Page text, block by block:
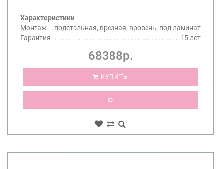
Характеристики
Монтаж
подстольная, врезная, вровень, под ламинат
Гарантия
15 лет
68388р.
КУПИТЬ